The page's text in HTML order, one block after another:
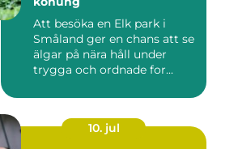
Att besöka en Elk park i
Småland ger en chans att se
älgar på nära håll under
trygga och ordnade for...
10. jul